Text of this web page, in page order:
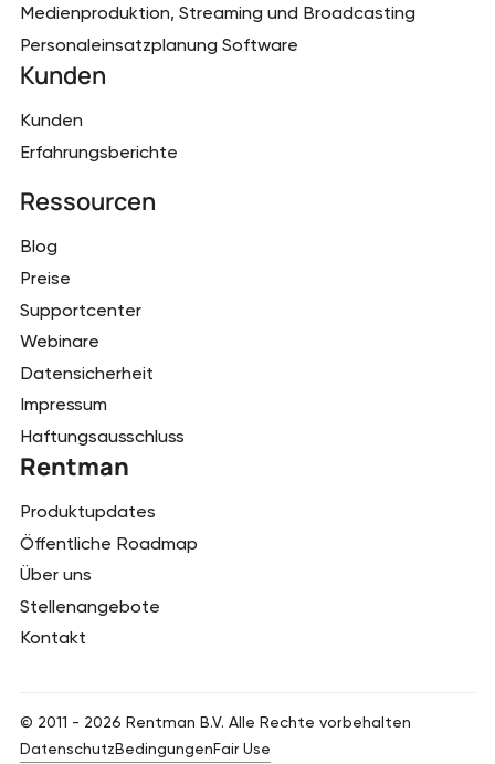
Medienproduktion, Streaming und Broadcasting
Personaleinsatzplanung Software
Kunden
Kunden
Erfahrungsberichte
Ressourcen
Blog
Preise
Supportcenter
Webinare
Datensicherheit
Impressum
Haftungsausschluss
Rentman
Produktupdates
Öffentliche Roadmap
Über uns
Stellenangebote
Kontakt
© 2011 - 2026 Rentman B.V. Alle Rechte vorbehalten
DatenschutzBedingungenFair Use